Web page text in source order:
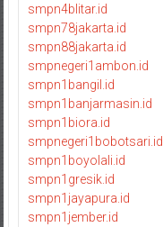
smpn4blitar.id
smpn78jakarta.id
smpn88jakarta.id
smpnegeri1ambon.id
smpn1bangil.id
smpn1banjarmasin.id
smpn1biora.id
smpnegeri1bobotsari.id
smpn1boyolali.id
smpn1gresik.id
smpn1jayapura.id
smpn1jember.id